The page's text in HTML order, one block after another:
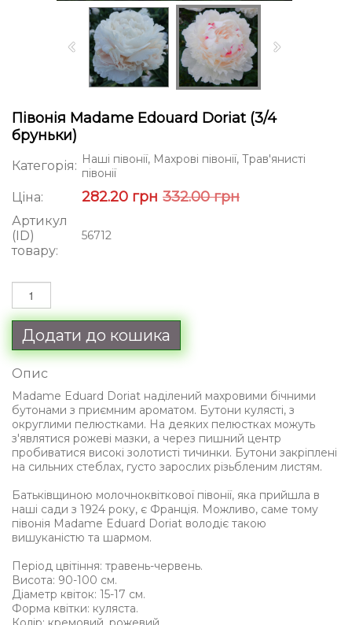
Півонія Madame Edouard Doriat (3/4
бруньки)
Категорія: Наші півонії, Махрові півонії, Трав'янисті
півонії
Ціна: 282.20 грн 332.00 грн
Артикул
(ID)
товару:
56712
Додати до кошика
Опис
Madame Eduard Doriat наділений махровими бічними
бутонами з приємним ароматом. Бутони кулясті, з
округлими пелюстками. На деяких пелюстках можуть
з'являтися рожеві мазки, а через пишний центр
пробиватися високі золотисті тичинки. Бутони закріплені
на сильних стеблах, густо зарослих різьбленим листям.
Батьківщиною молочноквіткової півонії, яка прийшла в
наші сади з 1924 року, є Франція. Можливо, саме тому
півонія Madame Eduard Doriat володіє такою
вишуканістю та шармом.
Період цвітіння: травень-червень.
Висота: 90-100 см.
Діаметр квіток: 15-17 см.
Форма квітки: куляста.